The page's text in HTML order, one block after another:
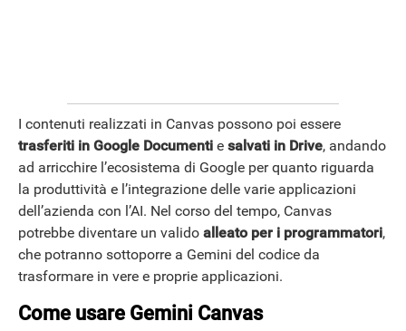
I contenuti realizzati in Canvas possono poi essere
trasferiti in Google Documenti e salvati in Drive, andando
ad arricchire l’ecosistema di Google per quanto riguarda
la produttività e l’integrazione delle varie applicazioni
dell’azienda con l’AI. Nel corso del tempo, Canvas
potrebbe diventare un valido alleato per i programmatori,
che potranno sottoporre a Gemini del codice da
trasformare in vere e proprie applicazioni.
Come usare Gemini Canvas